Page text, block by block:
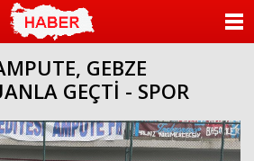
GEBZE
GEÇTİ - SPOR
KATEGORİLER
ANKETLER